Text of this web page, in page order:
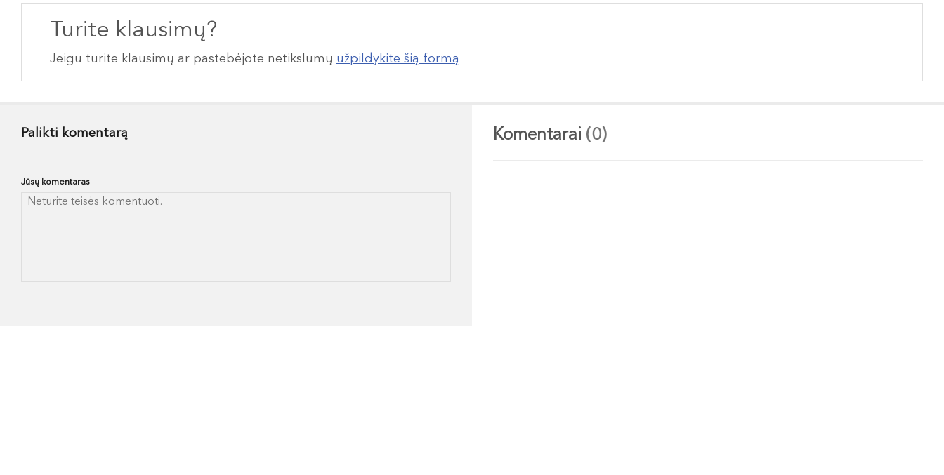
Turite klausimų?
Jeigu turite klausimų ar pastebėjote netikslumų užpildykite šią formą
Palikti komentarą
Jūsų komentaras
Komentarai (0)